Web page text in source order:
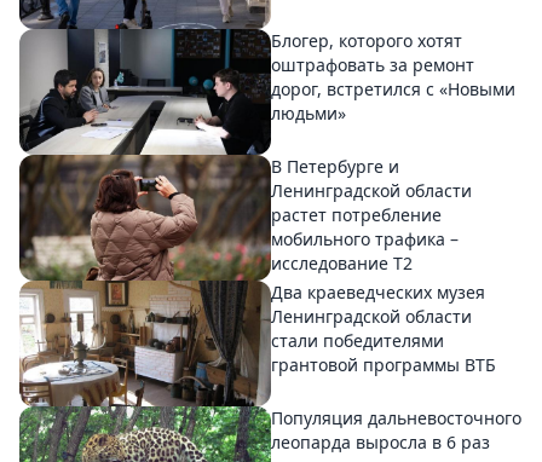
Блогер, которого хотят
оштрафовать за ремонт
дорог, встретился с «Новыми
людьми»
В Петербурге и
Ленинградской области
растет потребление
мобильного трафика –
исследование T2
Два краеведческих музея
Ленинградской области
стали победителями
грантовой программы ВТБ
Популяция дальневосточного
леопарда выросла в 6 раз